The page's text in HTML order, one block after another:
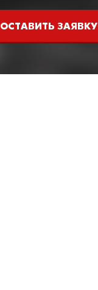
ОСТАВИТЬ ЗАЯВКУ